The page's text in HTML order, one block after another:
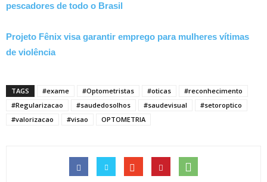
pescadores de todo o Brasil
Projeto Fênix visa garantir emprego para mulheres vítimas
de violência
TAGS #exame #Optometristas #oticas
#reconhecimento
#Regularizacao
#saudedosolhos #saudevisual
#setoroptico
#valorizacao
#visao OPTOMETRIA